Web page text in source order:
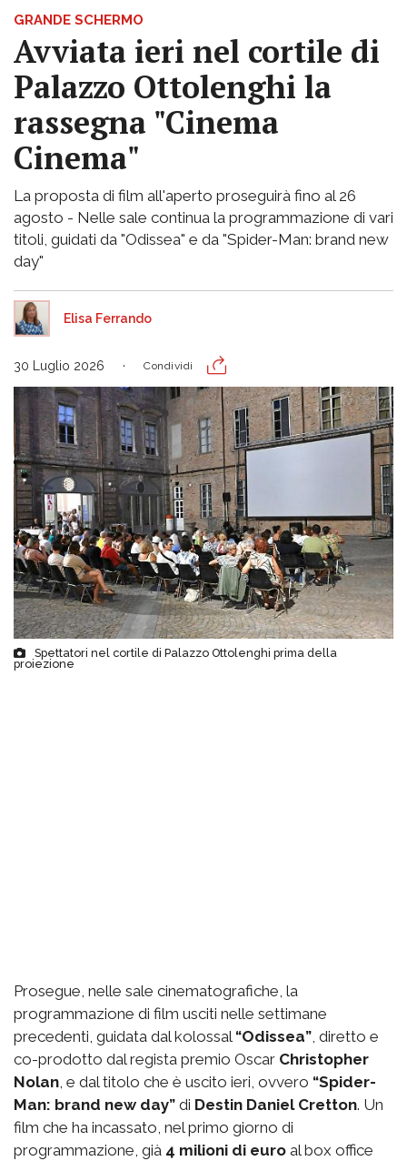
GRANDE SCHERMO
Avviata ieri nel cortile di
Palazzo Ottolenghi la
rassegna "Cinema
Cinema"
La proposta di film all'aperto proseguirà fino al 26
agosto - Nelle sale continua la programmazione di vari
titoli, guidati da "Odissea" e da "Spider-Man: brand new
day"
Elisa Ferrando
30 Luglio 2026 Condividi
Spettatori nel cortile di Palazzo Ottolenghi prima della
proiezione
Prosegue, nelle sale cinematografiche, la
programmazione di film usciti nelle settimane
precedenti, guidata dal kolossal “Odissea”, diretto e
co-prodotto dal regista premio Oscar Christopher
Nolan, e dal titolo che è uscito ieri, ovvero “Spider-
Man: brand new day” di Destin Daniel Cretton. Un
film che ha incassato, nel primo giorno di
programmazione, già 4 milioni di euro al box office